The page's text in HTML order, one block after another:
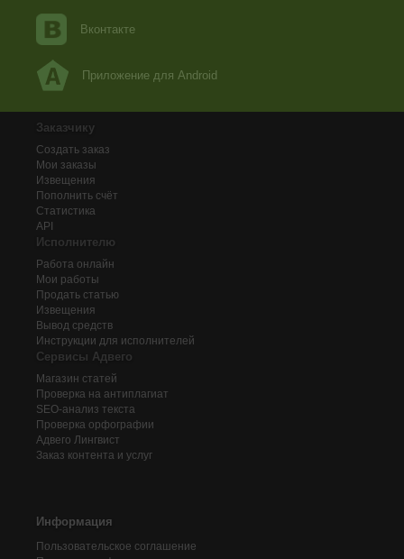
Вконтакте
Приложение для Android
Заказчику
Создать заказ
Мои заказы
Извещения
Пополнить счёт
Статистика
API
Исполнителю
Работа онлайн
Мои работы
Продать статью
Извещения
Вывод средств
Инструкции для исполнителей
Сервисы Адвего
Магазин статей
Проверка на антиплагиат
SEO-анализ текста
Проверка орфографии
Адвего Лингвист
Заказ контента и услуг
Информация
Пользовательское соглашение